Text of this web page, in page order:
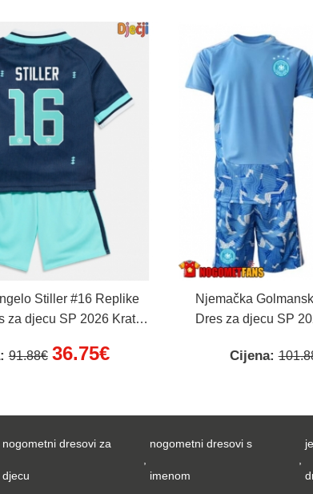
Stiller #16 Replike
za djecu SP 2026 Kratak
91.88€ 36.75€
Njemačka
Dres za djecu SP
Cijena:
nogometni dresovi za
djecu
nogometni dresovi s
imenom